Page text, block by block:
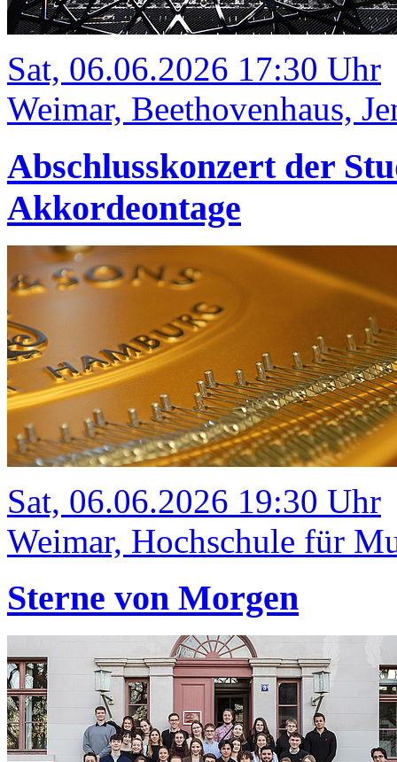
Sat, 06.06.2026 17:30 Uhr
Weimar, Beethovenhaus,
Abschlusskonzert der
Akkordeontage
Sat, 06.06.2026 19:30 Uhr
Weimar, Hochschule für
Sterne von Morgen